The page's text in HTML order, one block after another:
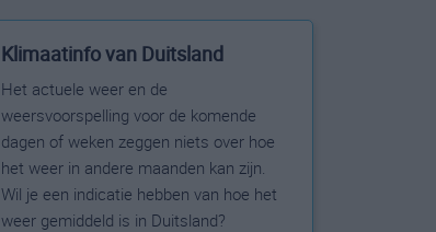
Klimaatinfo van Duitsland
Het actuele weer en de
weersvoorspelling voor de komende
dagen of weken zeggen niets over hoe
het weer in andere maanden kan zijn.
Wil je een indicatie hebben van hoe het
weer gemiddeld is in Duitsland?